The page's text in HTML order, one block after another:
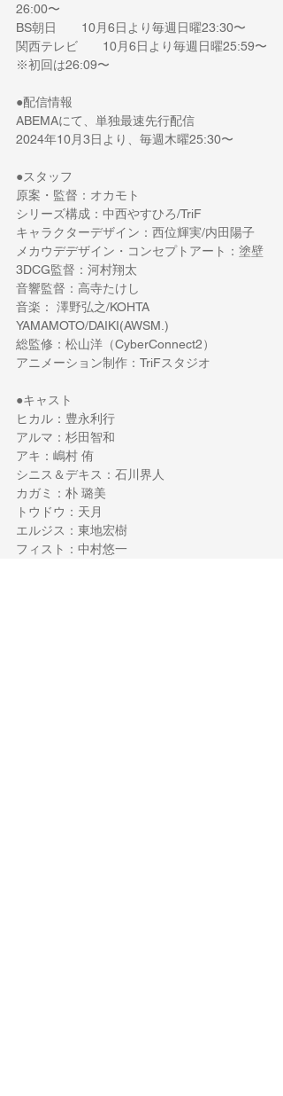
26:00〜
BS朝日　　10月6日より毎週日曜23:30〜
関西テレビ　　10月6日より毎週日曜25:59〜
※初回は26:09〜
●配信情報
ABEMAにて、単独最速先行配信
2024年10月3日より、毎週木曜25:30〜
●スタッフ
原案・監督：オカモト
シリーズ構成：中西やすひろ/TriF
キャラクターデザイン：西位輝実/内田陽子
メカウデデザイン・コンセプトアート：塗壁
3DCG監督：河村翔太
音響監督：高寺たけし
音楽： 澤野弘之/KOHTA
YAMAMOTO/DAIKI(AWSM.)
総監修：松山洋（CyberConnect2）
アニメーション制作：TriFスタジオ
●キャスト
ヒカル：豊永利行
アルマ：杉田智和
アキ：嶋村 侑
シニス＆デキス：石川界人
カガミ：朴 璐美
トウドウ：天月
エルジス：東地宏樹
フィスト：中村悠一